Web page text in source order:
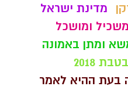
מדינת ישראל
משכיל ומושכל
ומתן באמונה
2018
בעת ההיא לאמר